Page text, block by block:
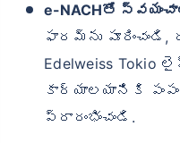
e-NACHతో
ఫారమ్‌ను
Edelweiss
కార్యాలయానికి
ప్రారంభించండి.